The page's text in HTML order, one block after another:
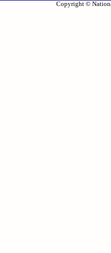
Copyright ©